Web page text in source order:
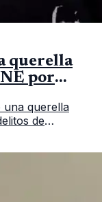
querella
por
una querella
de